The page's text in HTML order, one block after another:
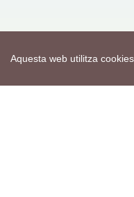
Aquesta web utilitza
Mapa web
Política